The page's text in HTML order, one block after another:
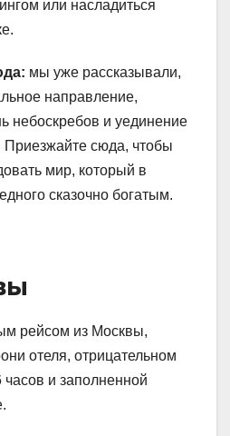
или насладиться
мы уже рассказывали,
направление,
небоскребов и уединение
Приезжайте сюда, чтобы
мир, который в
сказочно богатым.
рейсом из Москвы,
отеля, отрицательном
часов и заполненной